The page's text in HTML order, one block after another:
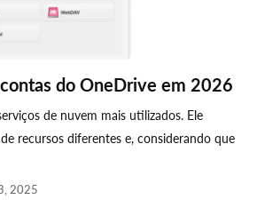
do OneDrive em 2026
de nuvem mais utilizados. Ele
recursos diferentes e, considerando que
2025